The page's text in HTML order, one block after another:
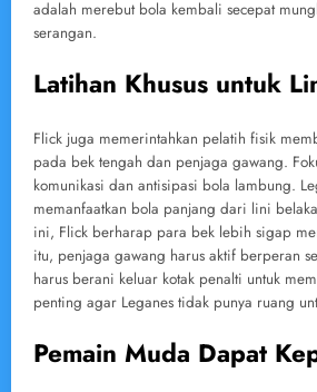
adalah merebut bola kembali secepat
serangan.
Latihan Khusus untuk
Flick juga memerintahkan pelatih fisik
pada bek tengah dan penjaga gawang.
komunikasi dan antisipasi bola lambung.
memanfaatkan bola panjang dari lini
ini, Flick berharap para bek lebih sigap
itu, penjaga gawang harus aktif berperan
harus berani keluar kotak penalti untuk
penting agar Leganes tidak punya ruang
Pemain Muda Dapat